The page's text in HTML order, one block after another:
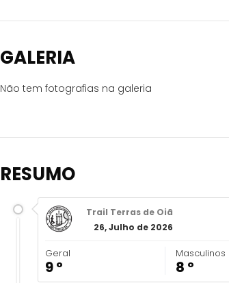
GALERIA
Não tem fotografias na galeria
RESUMO
Trail Terras de Oiã
26, Julho de 2026
Geral
9 º
Masculinos
8 º